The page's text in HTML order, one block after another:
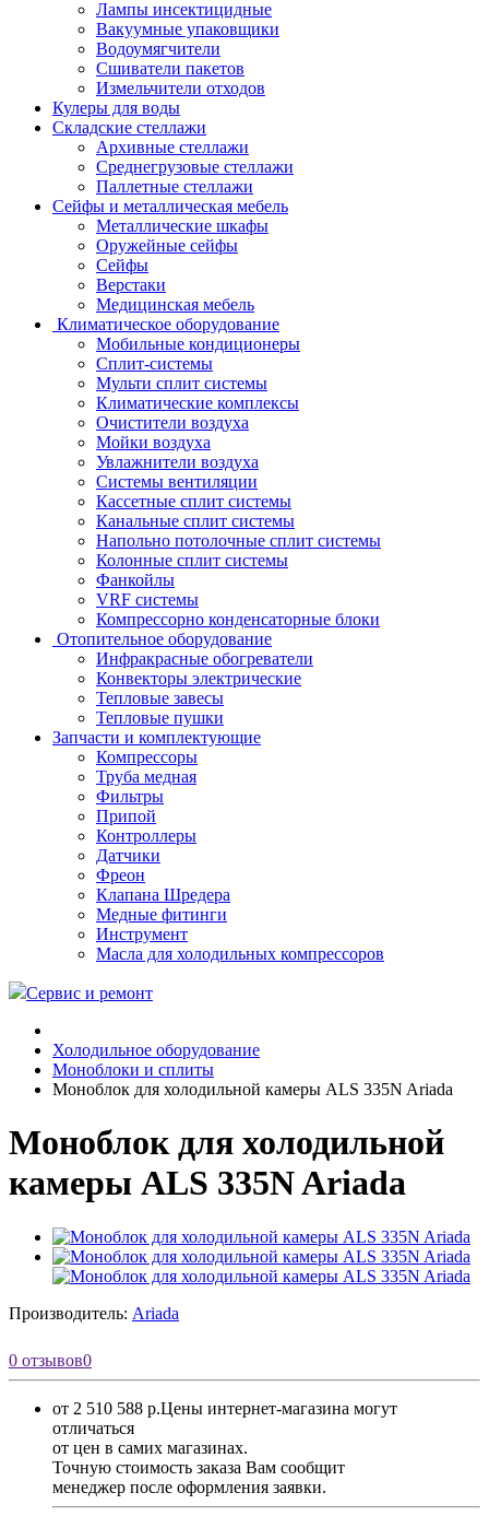
Лампы инсектицидные
Вакуумные упаковщики
Водоумягчители
Сшиватели пакетов
Измельчители отходов
Кулеры для воды
Складские стеллажи
Архивные стеллажи
Среднегрузовые стеллажи
Паллетные стеллажи
Сейфы и металлическая мебель
Металлические шкафы
Оружейные сейфы
Сейфы
Верстаки
Медицинская мебель
Климатическое оборудование
Мобильные кондиционеры
Сплит-системы
Мульти сплит системы
Климатические комплексы
Очистители воздуха
Мойки воздуха
Увлажнители воздуха
Системы вентиляции
Кассетные сплит системы
Канальные сплит системы
Напольно потолочные сплит системы
Колонные сплит системы
Фанкойлы
VRF системы
Компрессорно конденсаторные блоки
Отопительное оборудование
Инфракрасные обогреватели
Конвекторы электрические
Тепловые завесы
Тепловые пушки
Запчасти и комплектующие
Компрессоры
Труба медная
Фильтры
Припой
Контроллеры
Датчики
Фреон
Клапана Шредера
Медные фитинги
Инструмент
Масла для холодильных компрессоров
Сервис и ремонт
Холодильное оборудование
Моноблоки и сплиты
Моноблок для холодильной камеры ALS 335N Ariada
Моноблок для холодильной
камеры ALS 335N Ariada
Производитель: Ariada
0 отзывов0
от 2 510 588 р.Цены интернет-магазина могут
отличаться
от цен в самих магазинах.
Точную стоимость заказа Вам сообщит
менеджер после оформления заявки.